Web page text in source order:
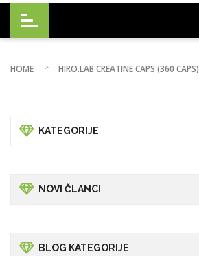
HOME HIRO.LAB CREATINE CAPS (360 CAPS)
KATEGORIJE
NOVI ČLANCI
BLOG KATEGORIJE